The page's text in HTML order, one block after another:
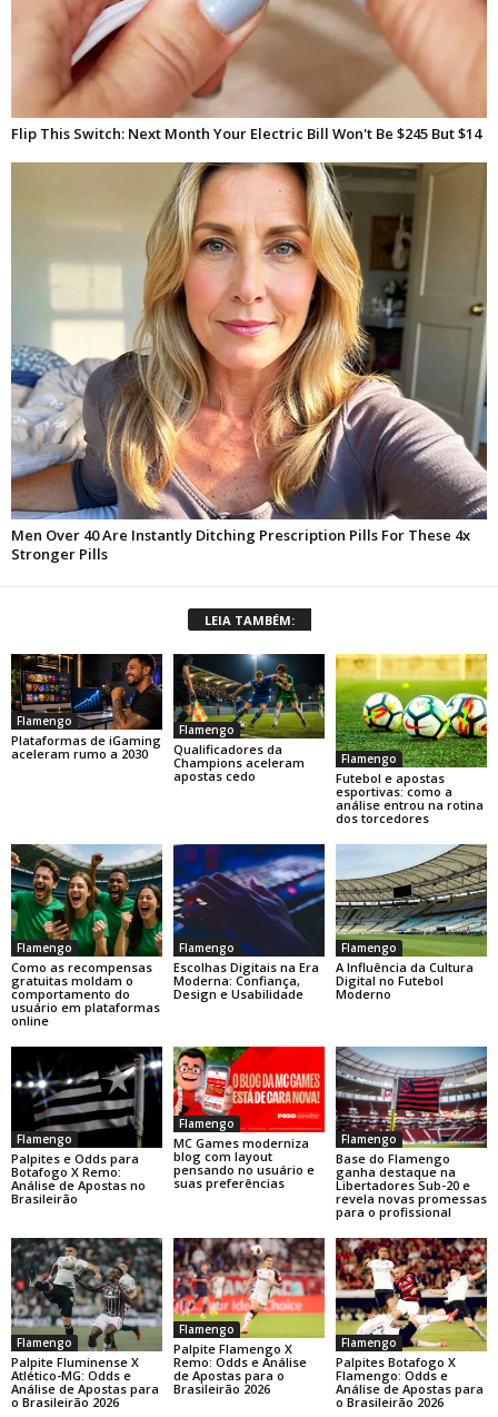
LEIA TAMBÉM:
Flamengo
Plataformas de iGaming
aceleram rumo a 2030
Flamengo
Qualificadores da
Champions aceleram
apostas cedo
Flamengo
Futebol e apostas
esportivas: como a
análise entrou na rotina
dos torcedores
Flamengo
Como as recompensas
gratuitas moldam o
comportamento do
usuário em plataformas
online
Flamengo
Escolhas Digitais na Era
Moderna: Confiança,
Design e Usabilidade
Flamengo
A Influência da Cultura
Digital no Futebol
Moderno
Flamengo
Palpites e Odds para
Botafogo X Remo:
Análise de Apostas no
Brasileirão
Flamengo
MC Games moderniza
blog com layout
pensando no usuário e
suas preferências
Flamengo
Base do Flamengo
ganha destaque na
Libertadores Sub-20 e
revela novas promessas
para o profissional
Flamengo
Palpite Fluminense X
Atlético-MG: Odds e
Análise de Apostas para
o Brasileirão 2026
Flamengo
Palpite Flamengo X
Remo: Odds e Análise
de Apostas para o
Brasileirão 2026
Flamengo
Palpites Botafogo X
Flamengo: Odds e
Análise de Apostas para
o Brasileirão 2026